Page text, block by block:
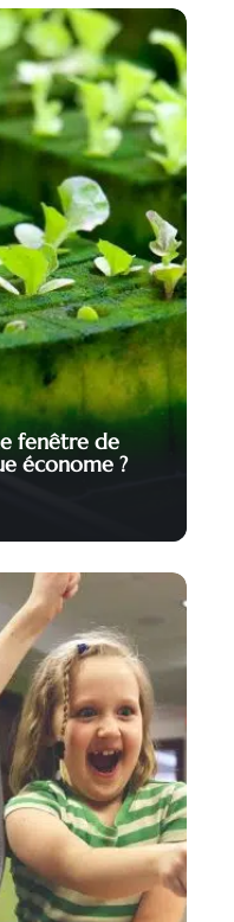
fenêtre de
économe ?